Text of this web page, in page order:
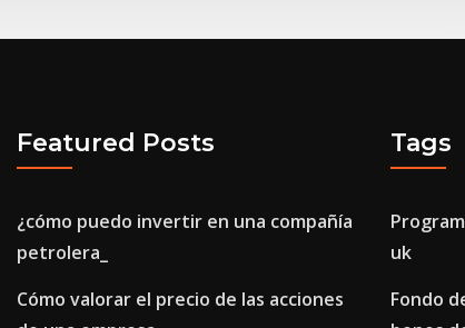
Featured Posts
¿cómo puedo invertir en una compañía
petrolera_
Cómo valorar el precio de las acciones
Tags
uk
Fondo